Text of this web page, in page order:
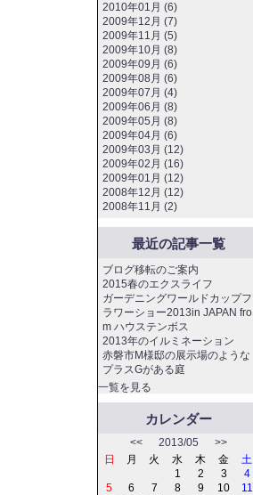
2010年01月 (6)
2009年12月 (7)
2009年11月 (5)
2009年10月 (8)
2009年09月 (6)
2009年08月 (6)
2009年07月 (4)
2009年06月 (8)
2009年05月 (8)
2009年04月 (6)
2009年03月 (12)
2009年02月 (16)
2009年01月 (12)
2008年12月 (12)
2008年11月 (2)
最近の記事一覧
ブログ移転のご案内
2015春のエクスライフ
ガーデニングワールドカップフ
ラワーショー2013in JAPAN fro
m ハウステンボス
2013年のイルミネーション
赤磐市M様邸の展示場のような
プラスGがある庭
一覧を見る
カレンダー
<<2013/05 >>
日
月 火 水 木 金
土
1
2 3
4
5
6 7 8 9 10
11